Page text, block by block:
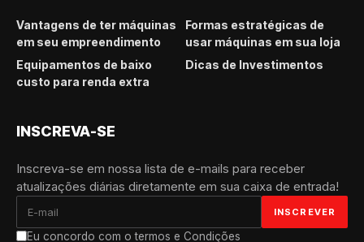
Vantagens de ter máquinas
em seu empreendimento
Formas estratégicas de
usar máquinas em sua loja
Equipamentos de baixo
custo para renda extra
Dicas de Investimentos
INSCREVA-SE
Inscreva-se em nossa lista de e-mails para receber
atualizações diárias diretamente em sua caixa de entrada!
Eu concordo com o termos e Condições